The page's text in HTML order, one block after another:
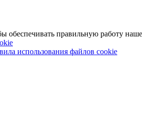
правильную работу
использования файлов cookie